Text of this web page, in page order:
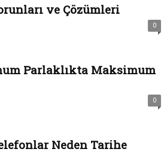
ve Çözümleri
0
Parlaklıkta Maksimum
0
Neden Tarihe